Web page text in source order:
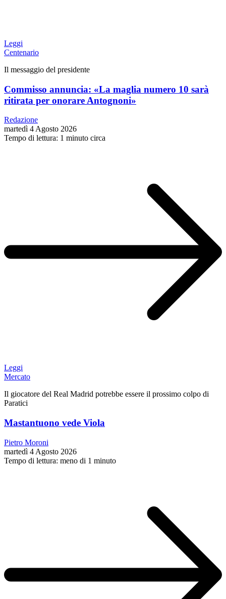
Leggi
Centenario
Il messaggio del presidente
Commisso annuncia: «La maglia numero 10 sarà
ritirata per onorare Antognoni»
Redazione
martedì 4 Agosto 2026
Tempo di lettura: 1 minuto circa
Leggi
Mercato
Il giocatore del Real Madrid potrebbe essere il prossimo colpo di
Paratici
Mastantuono vede Viola
Pietro Moroni
martedì 4 Agosto 2026
Tempo di lettura: meno di 1 minuto